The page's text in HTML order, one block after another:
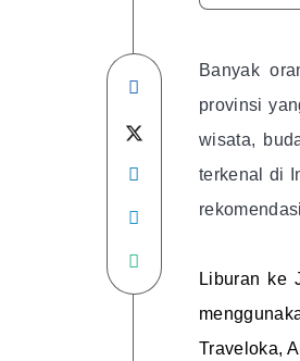
Share
on
Facebook
Telegram
on
WhatsApp
Banyak
provinsi
wisata,
terkenal di
Liburan ke
Traveloka,